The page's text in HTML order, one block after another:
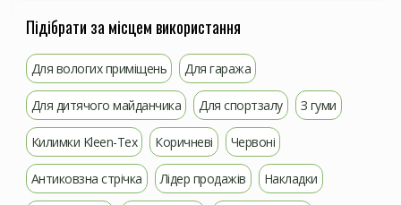
Підібрати за місцем використання
Для вологих приміщень Для гаража
Для дитячого майданчика Для спортзалу З гуми
Килимки Kleen-Tex Коричневі Червоні
Антиковзна стрічка Лідер продажів Накладки